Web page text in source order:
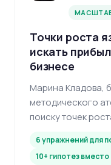
Точки роста
искать
бизнесе
Марина Кладова,
методического
поиску точек
еженедельный
6 упражнений для
10+ гипотез